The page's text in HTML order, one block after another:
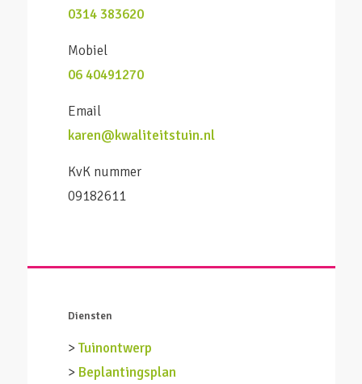
0314 383620
Mobiel
06 40491270
Email
karen@kwaliteitstuin.nl
KvK nummer
09182611
Diensten
>Tuinontwerp
> Beplantingsplan